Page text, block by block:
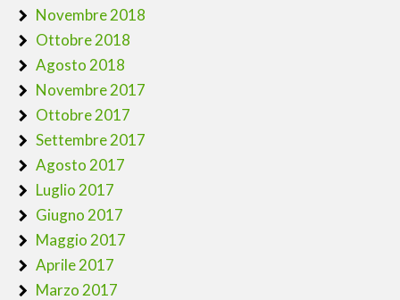
Novembre 2018
Ottobre 2018
Agosto 2018
Novembre 2017
Ottobre 2017
Settembre 2017
Agosto 2017
Luglio 2017
Giugno 2017
Maggio 2017
Aprile 2017
Marzo 2017